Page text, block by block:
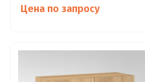
Цена по запросу